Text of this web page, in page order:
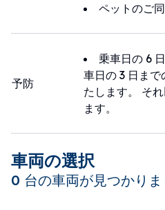
ペットのご
予防
乗車日の 6
車日の 3 日ま
たします。 そ
ます。
車両の選択
0 台の車両が見つかりま